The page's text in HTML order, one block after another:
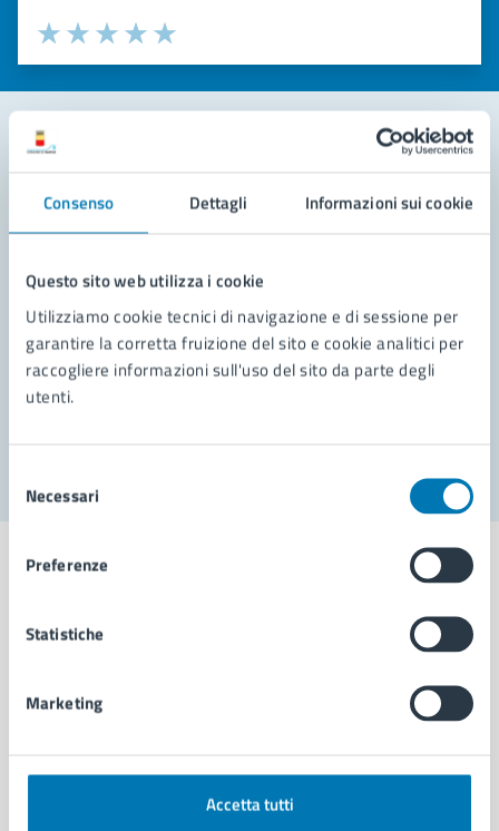
Consenso Dettagli Informazioni sui cookie
Questo sito web utilizza i cookie
Utilizziamo cookie tecnici di navigazione e di sessione per
garantire la corretta fruizione del sito e cookie analitici per
raccogliere informazioni sull'uso del sito da parte degli
utenti.
delNecessari
Preferenze
Statistiche
Marketing
Accetta tutti
Valuta la chiarezza delle informazioni (da 1 a 5 stelle)
Seleziona il numero di stelle per valutare la chiarezza delle
Valuta 5 stelle su 5
Valuta 4 stelle su 5
Valuta 3 stelle su 5
Valuta 2 stelle su 5
Valuta 1 stelle su 5
Leggi le domande frequenti
Richiedi assistenza
Prenota appuntamento
Problemi in città
Comune di Napoli
AMMINISTRAZIONE
Organi di governo